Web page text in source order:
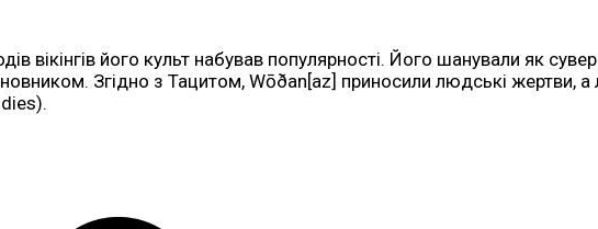
вікінгів його культ набував популярності. Його шанували як
Згідно з Тацитом, Wōðan[az] приносили людські жертви, а